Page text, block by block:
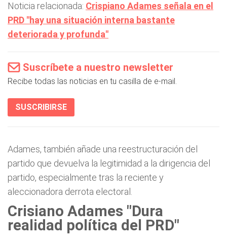
Noticia relacionada: Crispiano Adames señala en el
PRD "hay una situación interna bastante
deteriorada y profunda"
Suscríbete a nuestro newsletter
Recibe todas las noticias en tu casilla de e-mail.
SUSCRIBIRSE
Adames, también añade una reestructuración del
partido que devuelva la legitimidad a la dirigencia del
partido, especialmente tras la reciente y
aleccionadora derrota electoral.
Crisiano Adames "Dura
realidad política del PRD"